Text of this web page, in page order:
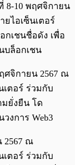
8-10 พฤศจิกายน
ยไอเซ็นเตอร์
กเชนชื่อดัง เพื่อ
บล็อกเชน
ศจิกายน 2567 ณ
เตอร์ ร่วมกับ
มยั่งยืน โด
งการ Web3
2567 ณ
เตอร์ ร่วมกับ